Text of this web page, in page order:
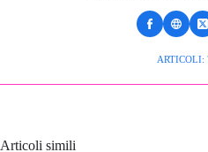
ARTICOLI:
Articoli simili